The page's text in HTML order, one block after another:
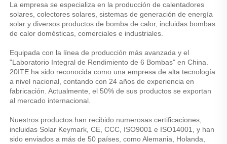
La empresa se especializa en la producción de calentadores
solares, colectores solares, sistemas de generación de energía
solar y diversos productos de bomba de calor, incluidas bombas
de calor domésticas, comerciales e industriales.
Equipada con la línea de producción más avanzada y el
"Laboratorio Integral de Rendimiento de 6 Bombas" en China.
20ITE ha sido reconocida como una empresa de alta tecnología
a nivel nacional, contando con 24 años de experiencia en
fabricación. Actualmente, el 50% de sus productos se exportan
al mercado internacional.
Nuestros productos han recibido numerosas certificaciones,
incluidas Solar Keymark, CE, CCC, ISO9001 e ISO14001, y han
sido enviados a más de 50 países, como Alemania, Holanda,